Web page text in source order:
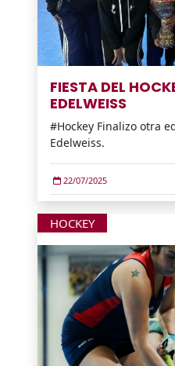
FIESTA DEL
EDELWEISS
#Hockey Finalizo otra
Edelweiss.
22/07/2025
HOCKEY